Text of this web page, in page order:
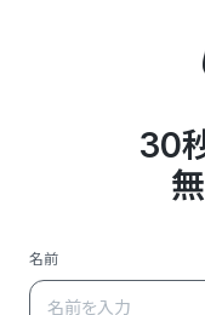
30
名前